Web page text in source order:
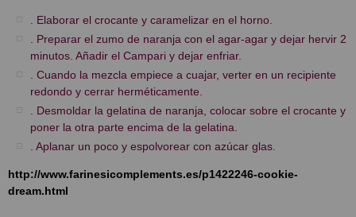
. Elaborar el crocante y caramelizar en el horno.
. Preparar el zumo de naranja con el agar-agar y dejar hervir 2
minutos. Añadir el Campari y dejar enfriar.
. Cuando la mezcla empiece a cuajar, verter en un recipiente
redondo y cerrar herméticamente.
. Desmoldar la gelatina de naranja, colocar sobre el crocante y
poner la otra parte encima de la gelatina.
. Aplanar un poco y espolvorear con azúcar glas.
http://www.farinesicomplements.es/p1422246-cookie-
dream.html